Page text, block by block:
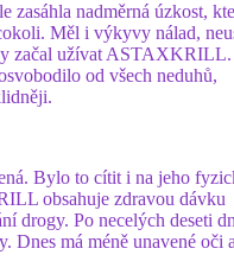
zasáhla nadměrná úzkost,
Měl i výkyvy nálad,
začal užívat ASTAXKRILL.
od všech neduhů,
Bylo to cítit i na jeho
obsahuje zdravou dávku
drogy. Po necelých deseti
Dnes má méně unavené oči